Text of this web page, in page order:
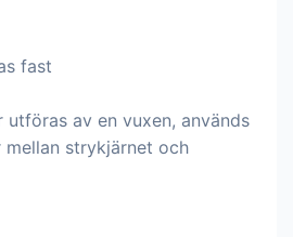
fast
av en vuxen, används
strykjärnet och